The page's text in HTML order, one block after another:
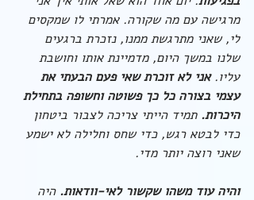
מרגישה עם מה שקורה. אמרתי לו שמקסים
לי, שאני מתרגשת ממנו, נזכרת ברגעים
שלנו במשך היום, מדמיינת אותו וחושבת
עליו. אני לא זוכרת שאי פעם הבעתי את
עצמי בצורה כל כך פשוטה וחשופה בתחילת
היכרות. תמיד הייתי צריכה לצבור ביטחון
כדי לבטא רגש, כדי שחס וחלילה לא ישמע
שאני רוצה יותר מדי.
והיה עוד משהו שקשור לאי-וודאות. היה